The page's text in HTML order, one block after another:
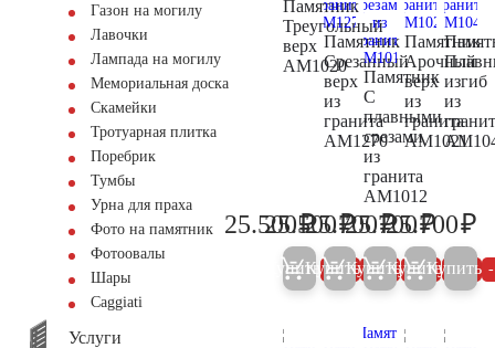
Газон на могилу
Лавочки
Лампада на могилу
Мемориальная доска
Скамейки
Тротуарная плитка
Поребрик
Тумбы
Урна для праха
Фото на памятник
Фотоовалы
Шары
Сaggiati
Услуги
Памятник
Треугольный
верх
AM1020
26.800
25.500₽
Купить 5%
Памятник
Срезанный
верх
из
гранита
AM1270
26.800
25.500₽
Купить 5%
Памятник
С
плавными
срезами
из
гранита
AM1012
27.100
25.700₽
Купить 5%
Памятник
Арочный
верх
из
гранита
AM1021
27.100
25.700₽
Купить 5%
изгиб
из
25.700₽
Купить